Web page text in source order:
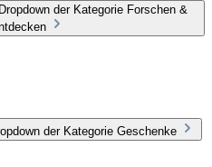
der Kategorie Forschen &
der Kategorie Geschenke